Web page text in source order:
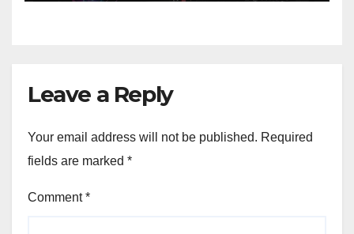
Leave a Reply
Your email address will not be published. Required
fields are marked *
Comment*